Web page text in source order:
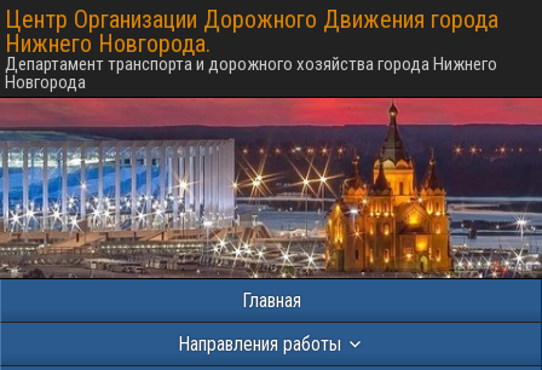
Центр Организации Дорожного Движения города
Нижнего Новгорода.
Департамент транспорта и дорожного хозяйства города Нижнего
Новгорода
Главная
Направления работы